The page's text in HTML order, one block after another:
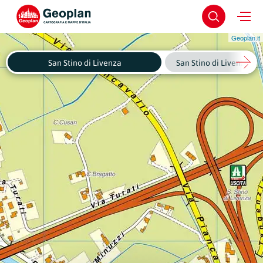
Geoplan.it
San Stino di Livenza San Stino di Livenza -